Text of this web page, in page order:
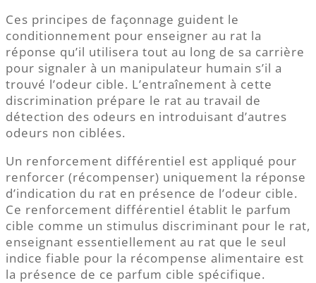
Ces principes de façonnage guident le
conditionnement pour enseigner au rat la
réponse qu’il utilisera tout au long de sa carrière
pour signaler à un manipulateur humain s’il a
trouvé l’odeur cible. L’entraînement à cette
discrimination prépare le rat au travail de
détection des odeurs en introduisant d’autres
odeurs non ciblées.
Un renforcement différentiel est appliqué pour
renforcer (récompenser) uniquement la réponse
d’indication du rat en présence de l’odeur cible.
Ce renforcement différentiel établit le parfum
cible comme un stimulus discriminant pour le rat,
enseignant essentiellement au rat que le seul
indice fiable pour la récompense alimentaire est
la présence de ce parfum cible spécifique.